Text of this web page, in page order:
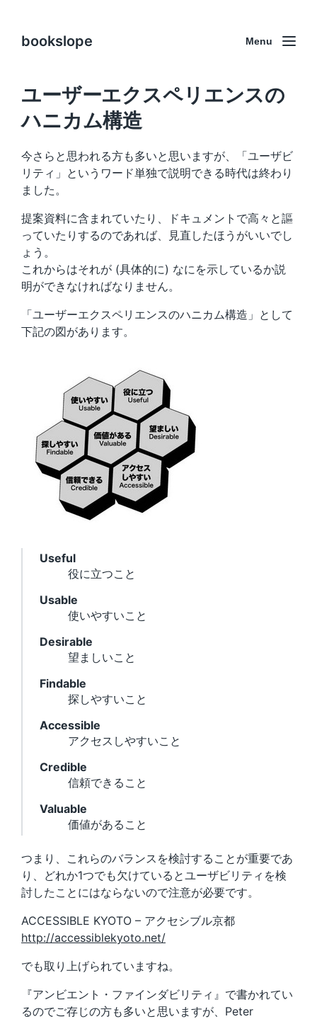
bookslope Menu
ユーザーエクスペリエンスの
ハニカム構造
今さらと思われる方も多いと思いますが、「ユーザビ
リティ」というワード単独で説明できる時代は終わり
ました。
提案資料に含まれていたり、ドキュメントで高々と謳
っていたりするのであれば、見直したほうがいいでし
ょう。
これからはそれが (具体的に) なにを示しているか説
明ができなければなりません。
「ユーザーエクスペリエンスのハニカム構造」として
下記の図があります。
Useful
役に立つこと
Usable
使いやすいこと
Desirable
望ましいこと
Findable
探しやすいこと
Accessible
アクセスしやすいこと
Credible
信頼できること
Valuable
価値があること
つまり、これらのバランスを検討することが重要であ
り、どれか1つでも欠けているとユーザビリティを検
討したことにはならないので注意が必要です。
ACCESSIBLE KYOTO – アクセシブル京都
http://accessiblekyoto.net/
でも取り上げられていますね。
『アンビエント・ファインダビリティ』で書かれてい
るのでご存じの方も多いと思いますが、Peter